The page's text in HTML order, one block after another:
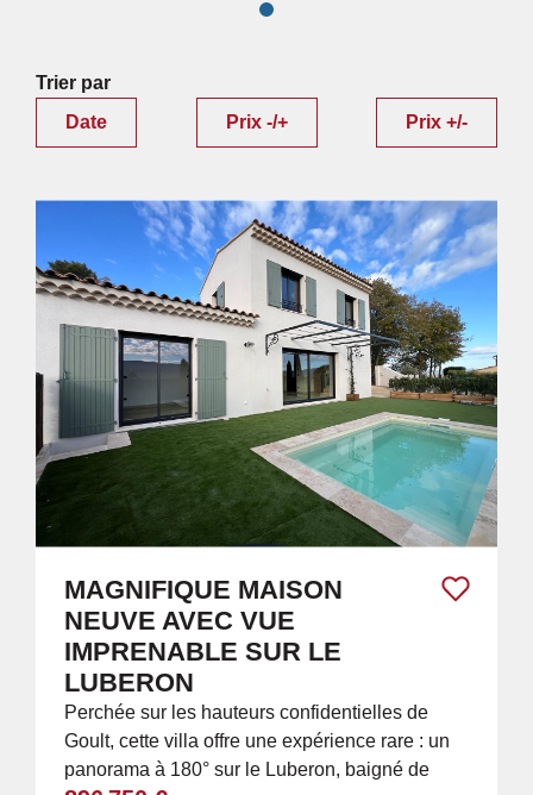
Trier par
Date
Prix -/+ Prix +/-
MAGNIFIQUE MAISON
NEUVE AVEC VUE
IMPRENABLE SUR LE
LUBERON
Perchée sur les hauteurs confidentielles de
Goult, cette villa offre une expérience rare : un
panorama à 180° sur le Luberon, baigné de